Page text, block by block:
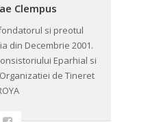
Clempus
si preotul
din Decembrie 2001.
Eparhial si
de Tineret